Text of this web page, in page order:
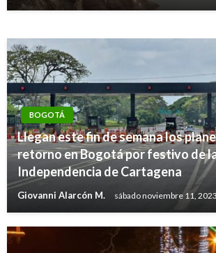
Giovanni Alarcón M. miércoles enero 20, 2021
BOGOTÁ
Llegan este fin de semana los
retorno en Bogotá por festivo de
Independencia de Cartagena
Giovanni Alarcón M. sábado noviembre 11, 2023